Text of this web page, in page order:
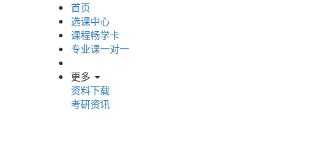
首页
选课中心
课程畅学卡
专业课一对一
更多
资料下载
考研资讯